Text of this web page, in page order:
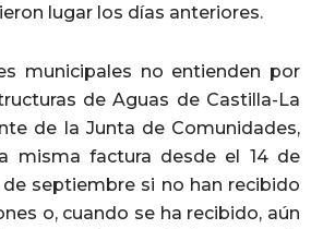
lugar los días anteriores.
municipales no entienden por
de Aguas de Castilla-La
de la Junta de Comunidades,
misma factura desde el 14 de
septiembre si no han recibido
o, cuando se ha recibido, aún